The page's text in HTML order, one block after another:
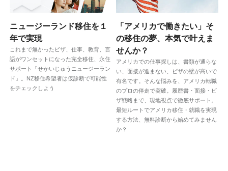
ニュージーランド移住を１
年で実現
これまで無かったビザ、仕事、教育、言
語がワンセットになった完全移住、永住
サポート「せかいじゅうニュージーラン
ド」。NZ移住希望者は仮診断で可能性
をチェックしよう
「アメリカで働きたい」そ
の移住の夢、本気で叶えま
せんか？
アメリカでの仕事探しは、書類が通らな
い、面接が進まない、ビザの壁が高いで
有名です。そんな悩みを、アメリカ転職
のプロの伴走で突破。履歴書・面接・ビ
ザ戦略まで、現地視点で徹底サポート。
最短ルートでアメリカ移住・就職を実現
する方法、無料診断から始めてみません
か？